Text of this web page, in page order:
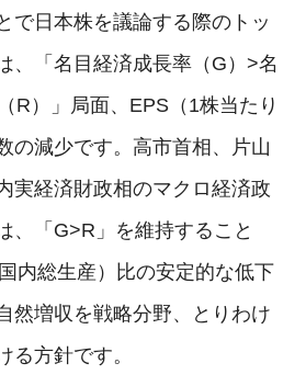
で日本株を議論する際のトッ
、「名目経済成長率（G）>名
R）」局面、EPS（1株当たり
の減少です。高市首相、片山
実経済財政相のマクロ経済政
、「G>R」を維持すること
内総生産）比の安定的な低下
然増収を戦略分野、とりわけ
る方針です。